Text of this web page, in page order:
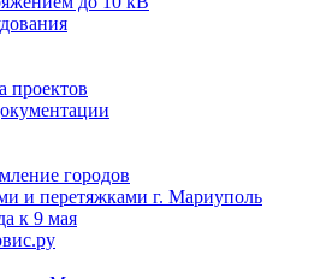
проектов
городов
и перетяжками г. Мариуполь
к 9 мая